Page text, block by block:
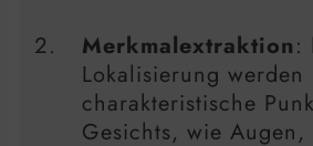
Merkmalextraktion:
Lokalisierung werden
charakteristische
Gesichts, wie Augen,